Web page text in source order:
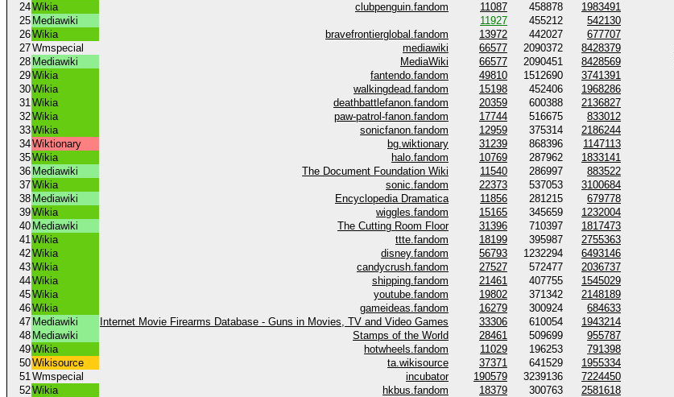
24Wikia clubpenguin.fandom 11087 458878 1983491
25 Mediawiki 11927 455212 542130
26Wikia bravefrontierglobal.fandom 13972 442027 677707
27Wmspecial mediawiki 66577 2090372 8428379
28 Mediawiki MediaWiki 66577 2090451 8428569
29Wikia fantendo.fandom 49810 1512690 3741391
30Wikia walkingdead.fandom 15198 452406 1968286
31Wikia deathbattlefanon.fandom 20359 600388 2136827
32Wikia paw-patrol-fanon.fandom 17744 516675 833012
33Wikia sonicfanon.fandom 12959 375314 2186244
34Wiktionary bg.wiktionary 31239 868396 1147113
35Wikia halo.fandom 10769 287962 1833141
36 Mediawiki The Document Foundation Wiki 11540 286997 883522
37Wikia sonic.fandom 22373 537053 3100684
38 Mediawiki Encyclopedia Dramatica 11856 281215 679778
39Wikia wiggles.fandom 15165 345659 1232004
40 Mediawiki The Cutting Room Floor 31396 710397 1817473
41Wikia ttte.fandom 18199 395987 2755363
42Wikia disney.fandom 56793 1232294 6493146
43Wikia candycrush.fandom 27527 572477 2036737
44Wikia shipping.fandom 21461 407755 1545029
45Wikia youtube.fandom 19802 371342 2148189
46Wikia gameideas.fandom 16279 300924 684633
47 Mediawiki Internet Movie Firearms Database - Guns in Movies, TV and Video Games 33306 610054 1943214
48 Mediawiki Stamps of the World 28461 509699 955787
49Wikia hotwheels.fandom 11029 196253 791398
50Wikisource ta.wikisource 37371 641529 1955334
51Wmspecial incubator 190579 3239136 7224450
52Wikia hkbus.fandom 18379 300763 2581618